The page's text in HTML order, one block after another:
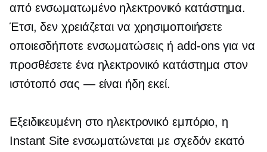
από ενσωματωμένοηλεκτρονικό κατάστημα.
Έτσι, δεν χρειάζεται να χρησιμοποιήσετε
οποιεσδήποτε ενσωματώσεις ήadd-onsγια να
προσθέσετε ένα ηλεκτρονικό κατάστημα στον
ιστότοπό σας — είναι ήδη εκεί.
Εξειδικευμένη στο ηλεκτρονικό εμπόριο, η
Instant Site ενσωματώνεται με σχεδόν εκατό